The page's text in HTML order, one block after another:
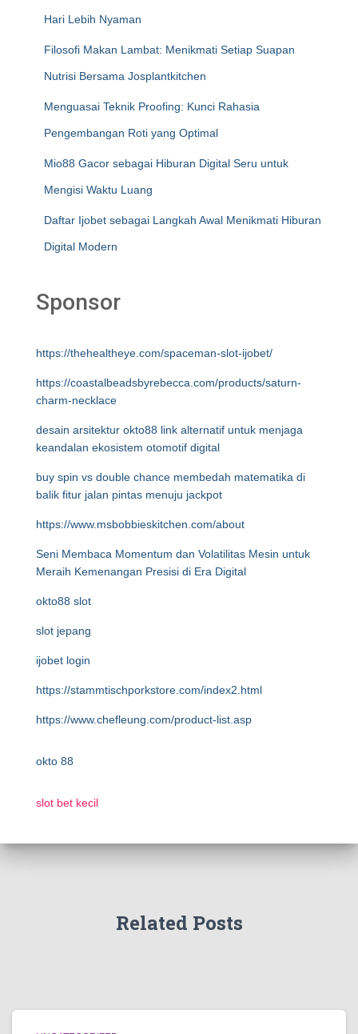
Hari Lebih Nyaman
Filosofi Makan Lambat: Menikmati Setiap Suapan
Nutrisi Bersama Josplantkitchen
Menguasai Teknik Proofing: Kunci Rahasia
Pengembangan Roti yang Optimal
Mio88 Gacor sebagai Hiburan Digital Seru untuk
Mengisi Waktu Luang
Daftar Ijobet sebagai Langkah Awal Menikmati Hiburan
Digital Modern
Sponsor
https://thehealtheye.com/spaceman-slot-ijobet/
https://coastalbeadsbyrebecca.com/products/saturn-
charm-necklace
desain arsitektur okto88 link alternatif untuk menjaga
keandalan ekosistem otomotif digital
buy spin vs double chance membedah matematika di
balik fitur jalan pintas menuju jackpot
https://www.msbobbieskitchen.com/about
Seni Membaca Momentum dan Volatilitas Mesin untuk
Meraih Kemenangan Presisi di Era Digital
okto88 slot
slot jepang
ijobet login
https://stammtischporkstore.com/index2.html
https://www.chefleung.com/product-list.asp
okto 88
slot bet kecil
Related Posts